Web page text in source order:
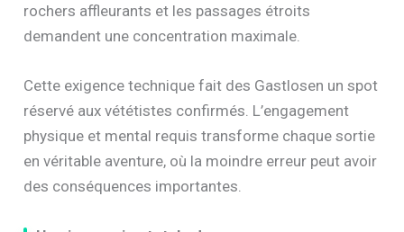
rochers affleurants et les passages étroits
demandent une concentration maximale.
Cette exigence technique fait des Gastlosen un spot
réservé aux vététistes confirmés. L’engagement
physique et mental requis transforme chaque sortie
en véritable aventure, où la moindre erreur peut avoir
des conséquences importantes.